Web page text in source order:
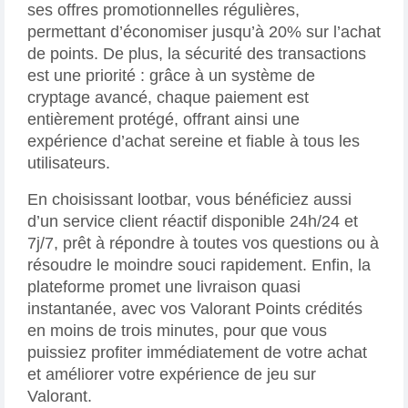
ses offres promotionnelles régulières,
permettant d’économiser jusqu’à 20% sur l’achat
de points. De plus, la sécurité des transactions
est une priorité : grâce à un système de
cryptage avancé, chaque paiement est
entièrement protégé, offrant ainsi une
expérience d’achat sereine et fiable à tous les
utilisateurs.
En choisissant lootbar, vous bénéficiez aussi
d’un service client réactif disponible 24h/24 et
7j/7, prêt à répondre à toutes vos questions ou à
résoudre le moindre souci rapidement. Enfin, la
plateforme promet une livraison quasi
instantanée, avec vos Valorant Points crédités
en moins de trois minutes, pour que vous
puissiez profiter immédiatement de votre achat
et améliorer votre expérience de jeu sur
Valorant.